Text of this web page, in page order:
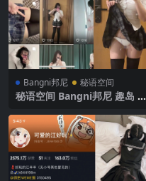
Bangni邦尼 秘语空间
秘语空间 Bangni邦尼 趣岛 N
完整版